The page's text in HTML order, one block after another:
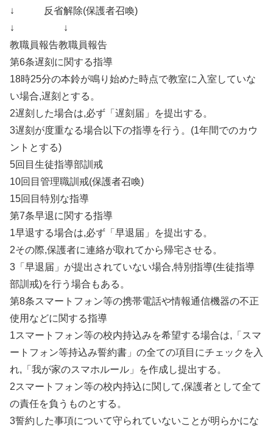
↓ 反省解除(保護者召喚)
↓ ↓
教職員報告教職員報告
第6条遅刻に関する指導
18時25分の本鈴が鳴り始めた時点で教室に入室していな
い場合,遅刻とする。
2遅刻した場合は,必ず「遅刻届」を提出する。
3遅刻が度重なる場合以下の指導を行う。(1年間でのカウ
ントとする)
5回目生徒指導部訓戒
10回目管理職訓戒(保護者召喚)
15回目特別な指導
第7条早退に関する指導
1早退する場合は,必ず「早退届」を提出する。
2その際,保護者に連絡が取れてから帰宅させる。
3「早退届」が提出されていない場合,特別指導(生徒指導
部訓戒)を行う場合もある。
第8条スマートフォン等の携帯電話や情報通信機器の不正
使用などに関する指導
1スマートフォン等の校内持込みを希望する場合は,「スマ
ートフォン等持込み誓約書」の全ての項目にチェックを入
れ,「我が家のスマホルール」を作成し提出する。
2スマートフォン等の校内持込に関して,保護者として全て
の責任を負うものとする。
3誓約した事項について守られていないことが明らかにな